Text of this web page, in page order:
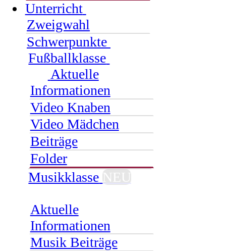
Unterricht
Zweigwahl
Schwerpunkte
Fußballklasse
Aktuelle
Informationen
Video Knaben
Video Mädchen
Beiträge
Folder
Musikklasse NEU
Aktuelle
Informationen
Musik Beiträge